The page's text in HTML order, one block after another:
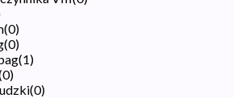
(0)
(0)
(1)
0)
(0)